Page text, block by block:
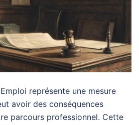
représente une mesure
avoir des conséquences
parcours professionnel. Cette